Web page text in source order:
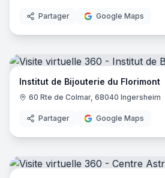
Partager Google Maps
Institut de Bijouterie du Florimont
60 Rte de Colmar, 68040 Ingersheim
Partager Google Maps